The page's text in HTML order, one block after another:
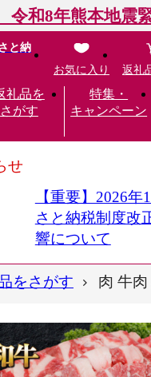
令和8年熊本地震
と納
礼品を
さがす
特集・
キャンペーン
お気に入り 返礼
せ
【重要】2026年
さと納税制度改
響について
をさがす 肉 牛